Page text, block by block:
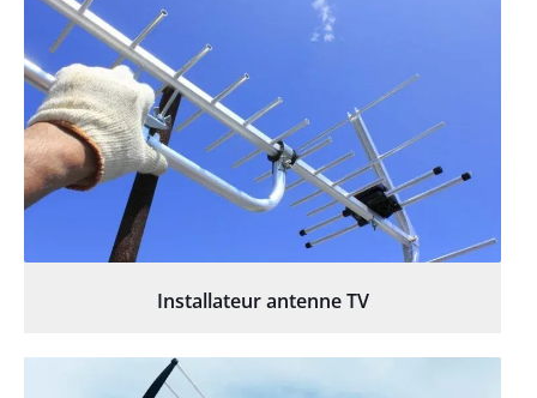
Installateur antenne TV